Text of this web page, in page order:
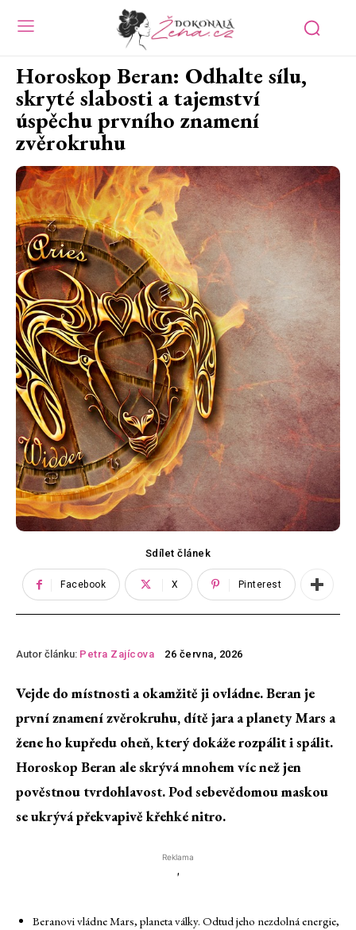
Horoskop Beran: Odhalte sílu,
skryté slabosti a tajemství
úspěchu prvního znamení
zvěrokruhu
Sdílet článek
Facebook X Pinterest
Autor článku: Petra Zajícova 26 června, 2026
Vejde do místnosti a okamžitě ji ovládne. Beran je
první znamení zvěrokruhu, dítě jara a planety Mars a
žene ho kupředu oheň, který dokáže rozpálit i spálit.
Horoskop Beran ale skrývá mnohem víc než jen
pověstnou tvrdohlavost. Pod sebevědomou maskou
se ukrývá překvapivě křehké nitro.
Reklama
'
Beranovi vládne Mars, planeta války. Odtud jeho nezdolná energie,